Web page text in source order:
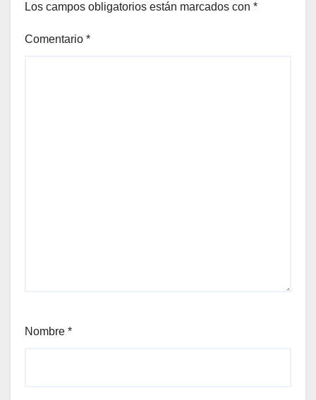
Los campos obligatorios están marcados con *
Comentario *
Nombre *